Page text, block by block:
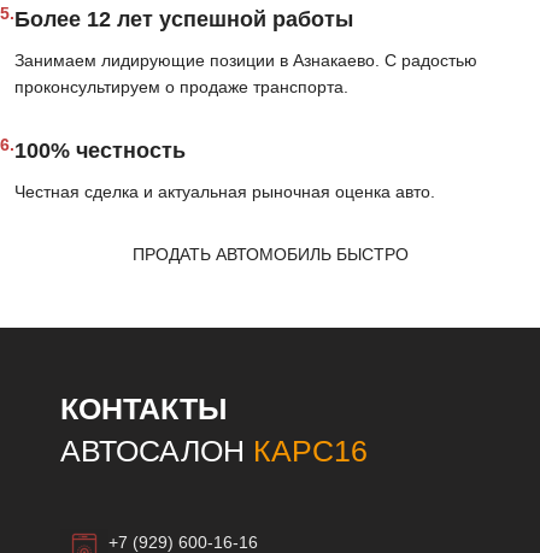
5.Более 12 лет успешной работы
Занимаем лидирующие позиции в Азнакаево. С радостью
проконсультируем о продаже транспорта.
6.100% честность
Честная сделка и актуальная рыночная оценка авто.
ПРОДАТЬ АВТОМОБИЛЬ БЫСТРО
КОНТАКТЫ
АВТОСАЛОН КАРС16
+7 (929) 600-16-16